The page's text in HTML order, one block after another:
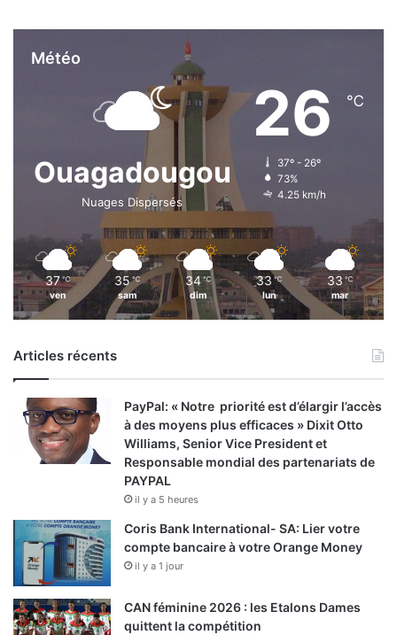
Météo
Ouagadougou
Nuages Dispersés
26 ℃
37º - 26º
73%
4.25 km/h
37 ℃
ven
35 ℃
sam
34 ℃
dim
33 ℃
lun
33 ℃
mar
Articles récents
PayPal: « Notre priorité est d’élargir l’accès
à des moyens plus efficaces » Dixit Otto
Williams, Senior Vice President et
Responsable mondial des partenariats de
PAYPAL
il y a 5 heures
Coris Bank International- SA: Lier votre
compte bancaire à votre Orange Money
il y a 1 jour
CAN féminine 2026 : les Etalons Dames
quittent la compétition